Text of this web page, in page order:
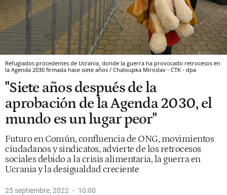
Refugiados procedentes de Ucrania, donde la guerra ha provocado retrocesos en
la Agenda 2030 firmada hace siete años / Chaloupka Miroslav - CTK - dpa
"Siete años después de la
aprobación de la Agenda 2030, el
mundo es un lugar peor"
Futuro en Común, confluencia de ONG, movimientos
ciudadanos y sindicatos, advierte de los retrocesos
sociales debido a la crisis alimentaria, la guerra en
Ucrania y la desigualdad creciente
25 septiembre, 2022 10:00